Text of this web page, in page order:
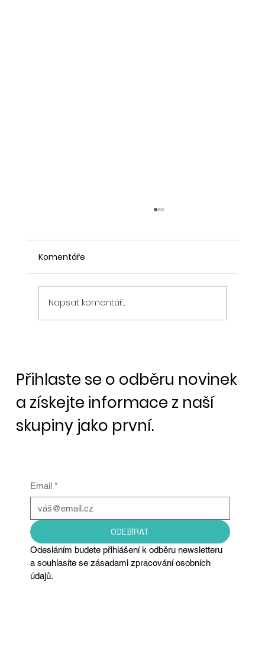
Komentáře
Napsat komentář...
Přihlaste se o odběru novinek
a získejte informace z naší
skupiny jako první.
Email *
ODEBÍRAT
Odesláním budete přihlášení k odběru newsletteru
a souhlasíte se zásadami zpracování osobních
údajů.